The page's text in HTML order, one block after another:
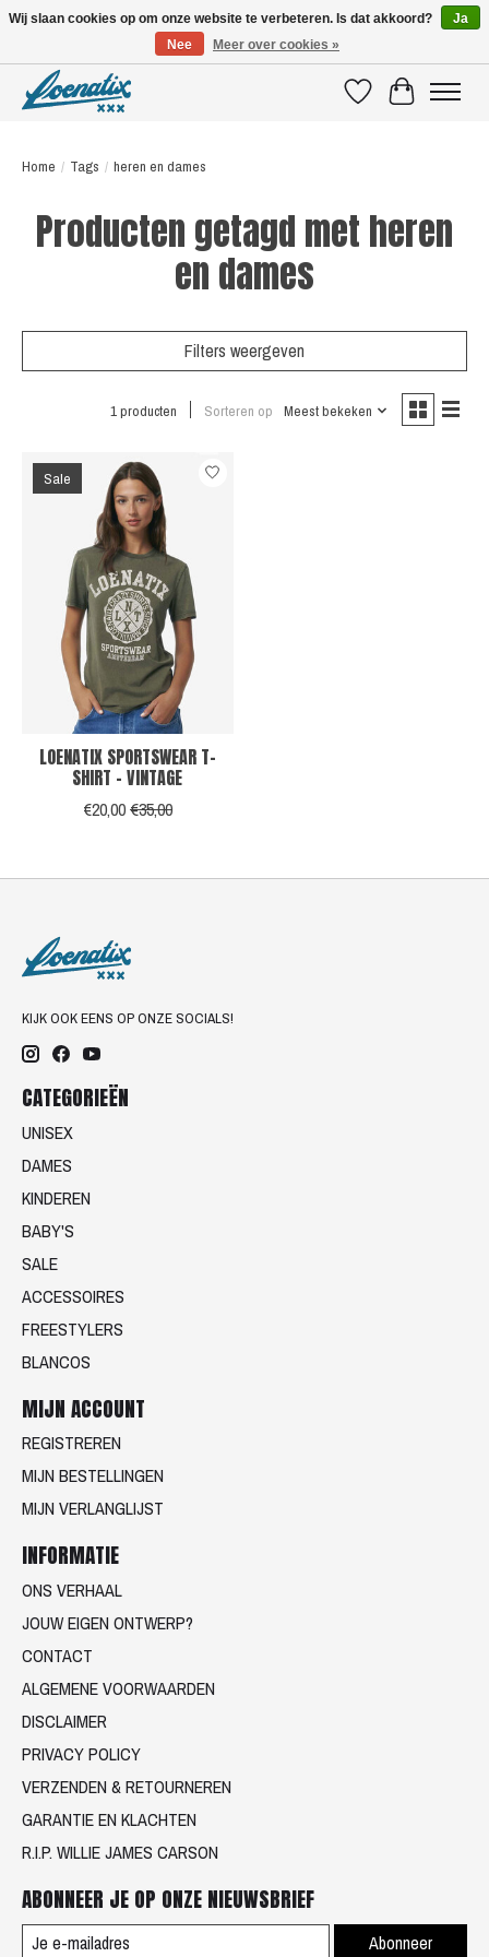
VerlanglijstWinkelwagen
Home / Tags / heren en dames
Producten getagd met heren
en dames
Filters weergeven
1 producten Sorteren op Meest bekeken
Sale
LOENATIX SPORTSWEAR T-
SHIRT - VINTAGE
€20,00€35,00
KIJK OOK EENS OP ONZE SOCIALS!
CATEGORIEËN
UNISEX
DAMES
KINDEREN
BABY'S
SALE
ACCESSOIRES
FREESTYLERS
BLANCOS
MIJN ACCOUNT
REGISTREREN
MIJN BESTELLINGEN
MIJN VERLANGLIJST
INFORMATIE
ONS VERHAAL
JOUW EIGEN ONTWERP?
CONTACT
ALGEMENE VOORWAARDEN
DISCLAIMER
PRIVACY POLICY
VERZENDEN & RETOURNEREN
GARANTIE EN KLACHTEN
R.I.P. WILLIE JAMES CARSON
ABONNEER JE OP ONZE NIEUWSBRIEF
Abonneer
Wij slaan cookies op om onze website te verbeteren. Is dat akkoord?
Ja
Nee
Meer over cookies »